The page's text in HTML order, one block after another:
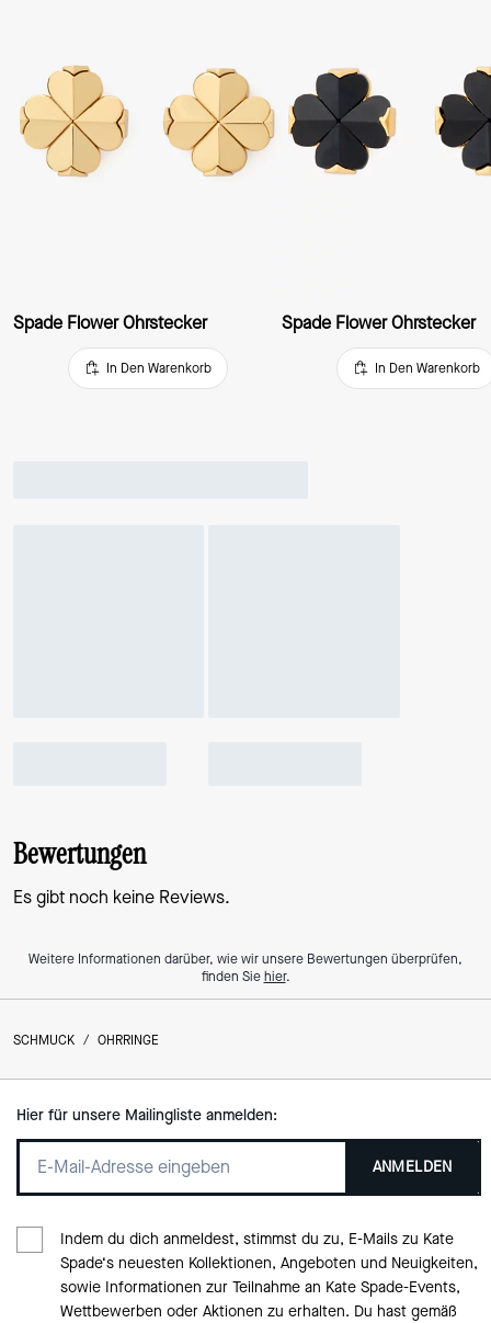
Spade Flower Ohrstecker
In Den Warenkorb
Spade Flower Ohrstecker
In Den Warenkorb
Bewertungen
Es gibt noch keine Reviews.
Weitere Informationen darüber, wie wir unsere Bewertungen überprüfen,
finden Siehier.
SCHMUCK / OHRRINGE
Hier für unsere Mailingliste anmelden:
ANMELDEN
Indem du dich anmeldest, stimmst du zu, E-Mails zu Kate
Spade‘s neuesten Kollektionen, Angeboten und Neuigkeiten,
sowie Informationen zur Teilnahme an Kate Spade-Events,
Wettbewerben oder Aktionen zu erhalten. Du hast gemäß